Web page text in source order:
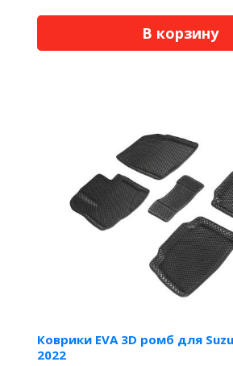
В корзину
Коврики EVA 3D ромб для
2022